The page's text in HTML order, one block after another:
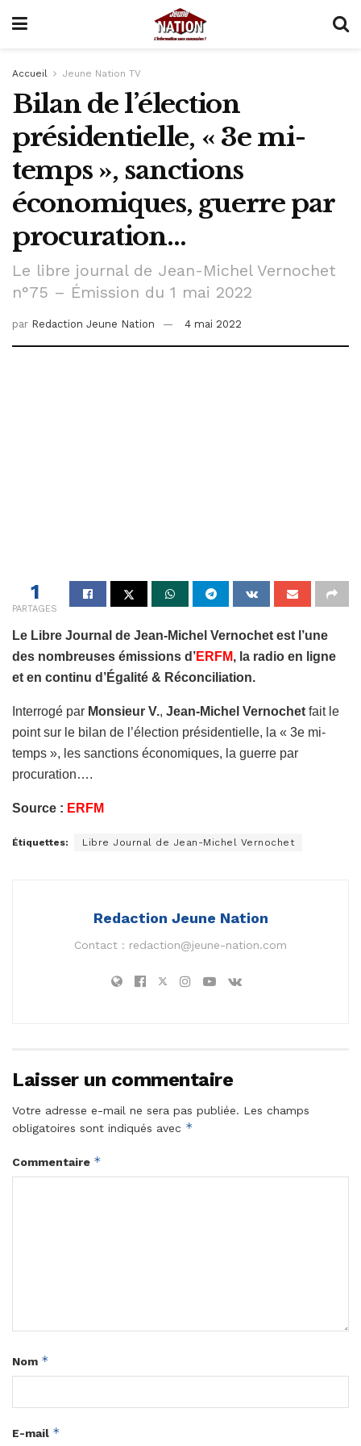
Accueil Jeune Nation TV
Bilan de l’élection
présidentielle, « 3e mi-
temps », sanctions
économiques, guerre par
procuration…
Le libre journal de Jean-Michel Vernochet
n°75 – Émission du 1 mai 2022
par Redaction Jeune Nation 4 mai 2022
1
PARTAGES
Le Libre Journal de Jean-Michel Vernochet est l’une
des nombreuses émissions d’ERFM, la radio en ligne
et en continu d’Égalité & Réconciliation.
Interrogé par Monsieur V., Jean-Michel Vernochet fait le
point sur le bilan de l’élection présidentielle, la « 3e mi-
temps », les sanctions économiques, la guerre par
procuration….
Source : ERFM
Étiquettes: Libre Journal de Jean-Michel Vernochet
Redaction Jeune Nation
Contact : redaction@jeune-nation.com
Laisser un commentaire
Votre adresse e-mail ne sera pas publiée. Les champs
obligatoires sont indiqués avec *
Commentaire *
Nom *
E-mail *